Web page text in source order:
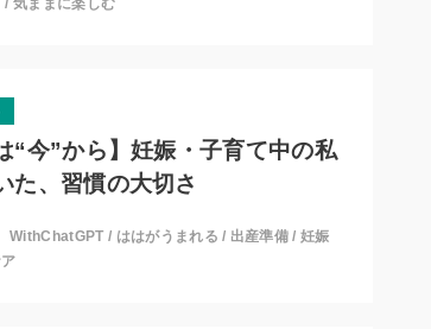
“今”から】妊娠・子育て中の私
た、習慣の大切さ
WithChatGPT / ははがうまれる / 出産準備 /妊娠